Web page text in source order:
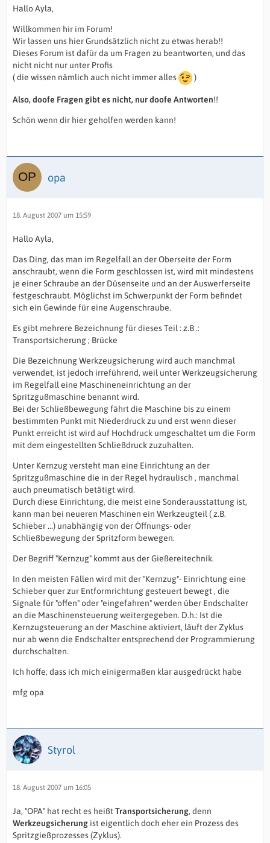
Hallo Ayla,
Willkommen hir im Forum!
Wir lassen uns hier Grundsätzlich nicht zu etwas herab!!
Dieses Forum ist dafür da um Fragen zu beantworten, und das
nicht nicht nur unter Profis
( die wissen nämlich auch nicht immer alles
)
Also, doofe Fragen gibt es nicht, nur doofe Antworten!!
Schön wenn dir hier geholfen werden kann!
opa
18. August 2007 um 15:59
Hallo Ayla,
Das Ding, das man im Regelfall an der Oberseite der Form
anschraubt, wenn die Form geschlossen ist, wird mit mindestens
je einer Schraube an der Düsenseite und an der Auswerferseite
festgeschraubt. Möglichst im Schwerpunkt der Form befindet
sich ein Gewinde für eine Augenschraube.
Es gibt mehrere Bezeichnung für dieses Teil : z.B .:
Transportsicherung ; Brücke
Die Bezeichnung Werkzeugsicherung wird auch manchmal
verwendet, ist jedoch irreführend, weil unter Werkzeugsicherung
im Regelfall eine Maschineneinrichtung an der
Spritzgußmaschine benannt wird.
Bei der Schließbewegung fährt die Maschine bis zu einem
bestimmten Punkt mit Niederdruck zu und erst wenn dieser
Punkt erreicht ist wird auf Hochdruck umgeschaltet um die Form
mit dem eingestellten Schließdruck zuzuhalten.
Unter Kernzug versteht man eine Einrichtung an der
Spritzgußmaschine die in der Regel hydraulisch , manchmal
auch pneumatisch betätigt wird.
Durch diese Einrichtung, die meist eine Sonderausstattung ist,
kann man bei neueren Maschinen ein Werkzeugteil ( z.B.
Schieber ...) unabhängig von der Öffnungs- oder
Schließbewegung der Spritzform bewegen.
Der Begriff "Kernzug" kommt aus der Gießereitechnik.
In den meisten Fällen wird mit der "Kernzug"- Einrichtung eine
Schieber quer zur Entformrichtung gesteuert bewegt , die
Signale für "offen" oder "eingefahren" werden über Endschalter
an die Maschinensteuerung weitergegeben. D.h.: Ist die
Kernzugsteuerung an der Maschine aktiviert, läuft der Zyklus
nur ab wenn die Endschalter entsprechend der Programmierung
durchschalten.
Ich hoffe, dass ich mich einigermaßen klar ausgedrückt habe
mfg opa
Styrol
18. August 2007 um 16:05
Ja, "OPA" hat recht es heißt Transportsicherung, denn
Werkzeugsicherung ist eigentlich doch eher ein Prozess des
Spritzgießprozesses (Zyklus).